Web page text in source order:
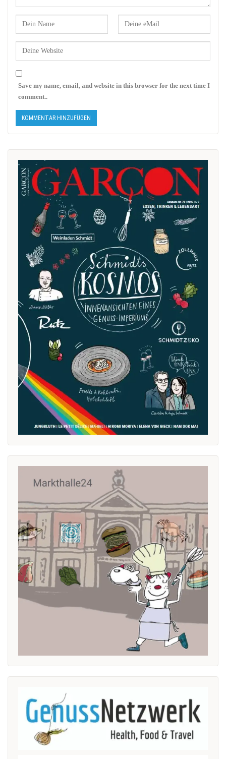
Save my name, email, and website in this browser for the next time I
comment..